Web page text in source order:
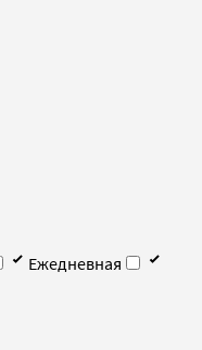
Ежедневная